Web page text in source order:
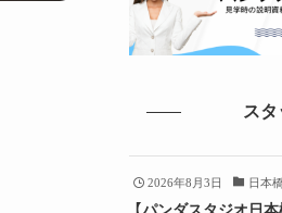
スタ
2026年8月3日 日本